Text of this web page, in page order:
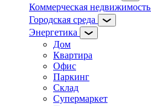
Коммерческая недвижимость
Городская среда
Энергетика
Дом
Квартира
Офис
Паркинг
Склад
Супермаркет